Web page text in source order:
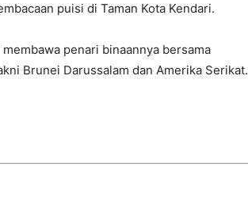
puisi di Taman Kota Kendari.
penari binaannya bersama
Brunei Darussalam dan Amerika Serikat.